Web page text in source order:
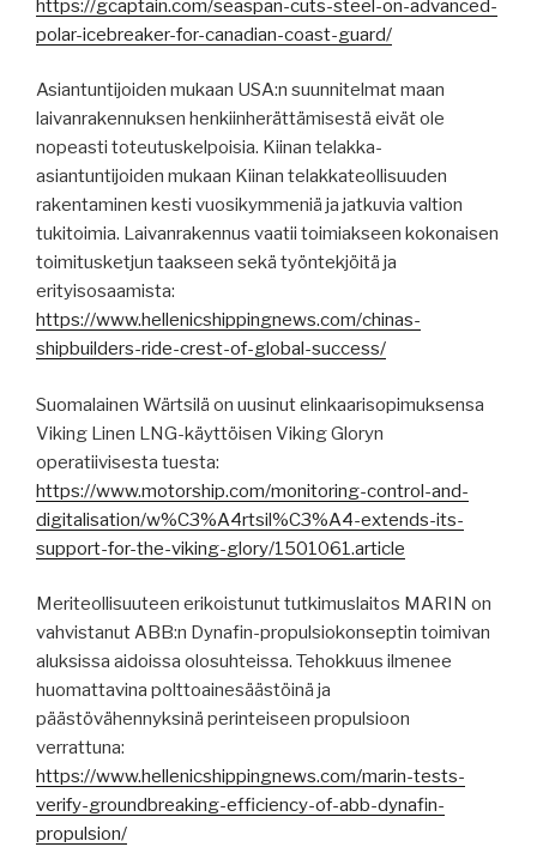
https://gcaptain.com/seaspan-cuts-steel-on-advanced-
polar-icebreaker-for-canadian-coast-guard/
Asiantuntijoiden mukaan USA:n suunnitelmat maan
laivanrakennuksen henkiinherättämisestä eivät ole
nopeasti toteutuskelpoisia. Kiinan telakka-
asiantuntijoiden mukaan Kiinan telakkateollisuuden
rakentaminen kesti vuosikymmeniä ja jatkuvia valtion
tukitoimia. Laivanrakennus vaatii toimiakseen kokonaisen
toimitusketjun taakseen sekä työntekjöitä ja
erityisosaamista:
https://www.hellenicshippingnews.com/chinas-
shipbuilders-ride-crest-of-global-success/
Suomalainen Wärtsilä on uusinut elinkaarisopimuksensa
Viking Linen LNG-käyttöisen Viking Gloryn
operatiivisesta tuesta:
https://www.motorship.com/monitoring-control-and-
digitalisation/w%C3%A4rtsil%C3%A4-extends-its-
support-for-the-viking-glory/1501061.article
Meriteollisuuteen erikoistunut tutkimuslaitos MARIN on
vahvistanut ABB:n Dynafin-propulsiokonseptin toimivan
aluksissa aidoissa olosuhteissa. Tehokkuus ilmenee
huomattavina polttoainesäästöinä ja
päästövähennyksinä perinteiseen propulsioon
verrattuna:
https://www.hellenicshippingnews.com/marin-tests-
verify-groundbreaking-efficiency-of-abb-dynafin-
propulsion/